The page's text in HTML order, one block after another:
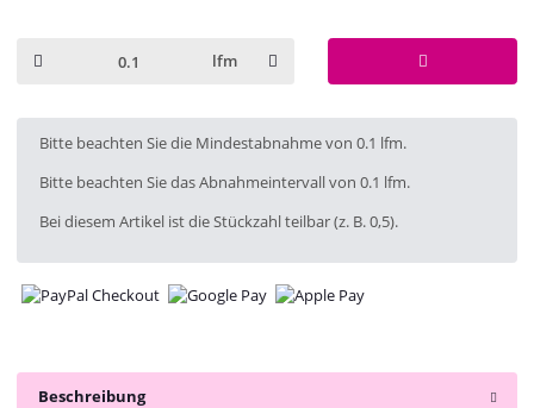
lfm
x
Bitte beachten Sie die Mindestabnahme von 0.1 lfm.
Bitte beachten Sie das Abnahmeintervall von 0.1 lfm.
Bei diesem Artikel ist die Stückzahl teilbar (z. B. 0,5).
Beschreibung